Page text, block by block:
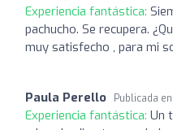
Experiencia fantástica:
pachucho. Se recupera.
muy satisfecho , para mi
Paula Perello Publicada en
Experiencia fantástica: Un